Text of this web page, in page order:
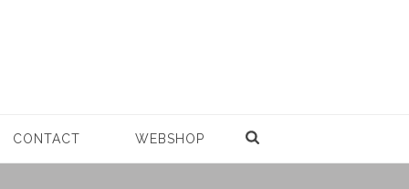
CONTACT WEBSHOP